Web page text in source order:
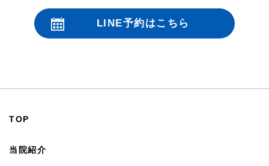
LINE予約はこちら
TOP
当院紹介